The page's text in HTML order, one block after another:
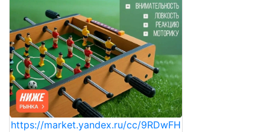
https://market.yandex.ru/cc/9RDwFH